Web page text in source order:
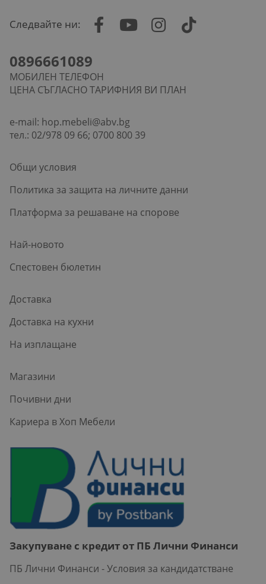
Следвайте ни:
0896661089
МОБИЛЕН ТЕЛЕФОН
ЦЕНА СЪГЛАСНО ТАРИФНИЯ ВИ ПЛАН
e-mail: hop.mebeli@abv.bg
тел.: 02/978 09 66; 0700 800 39
Общи условия
Политика за защита на личните данни
Платформа за решаване на спорове
Най-новото
Спестовен бюлетин
Доставка
Доставка на кухни
На изплащане
Магазини
Почивни дни
Кариера в Хоп Мебели
Закупуване с кредит от ПБ Лични Финанси
ПБ Лични Финанси - Условия за кандидатстване